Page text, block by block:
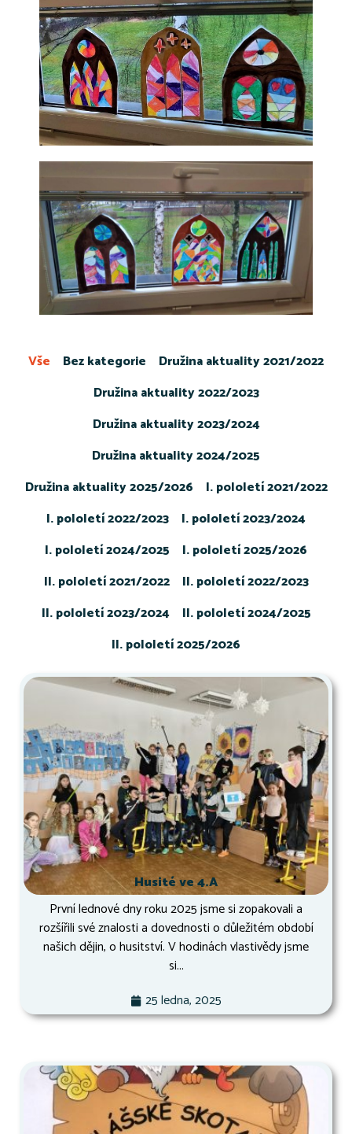
Bez kategorie
Družina aktuality 2021/2022
Družina aktuality 2022/2023
Družina aktuality 2023/2024
Družina aktuality 2024/2025
Družina aktuality 2025/2026
I. pololetí 2021/2022
I. pololetí 2022/2023
I. pololetí 2023/2024
I. pololetí 2024/2025
I. pololetí 2025/2026
II. pololetí 2021/2022
II. pololetí 2022/2023
II. pololetí 2023/2024
II. pololetí 2024/2025
II. pololetí 2025/2026
Vše
Husité ve 4.A
První lednové dny roku 2025 jsme si zopakovali a
rozšířili své znalosti a dovednosti o důležitém období
našich dějin, o husitství. V hodinách vlastivědy jsme
si...
25 ledna, 2025